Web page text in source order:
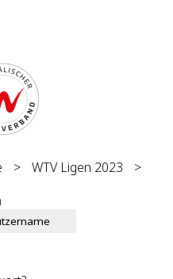
> WTV Ligen 2023
>